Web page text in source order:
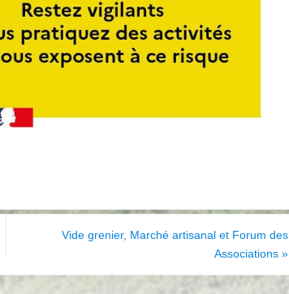
Vide grenier, Marché artisanal et Forum des
Associations »